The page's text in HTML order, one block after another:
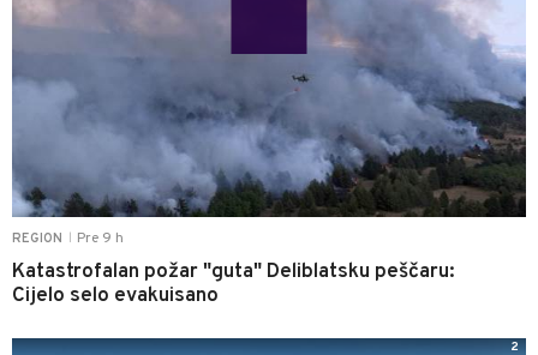
REGION Pre 9 h
Katastrofalan požar "guta" Deliblatsku peščaru:
Cijelo selo evakuisano
2